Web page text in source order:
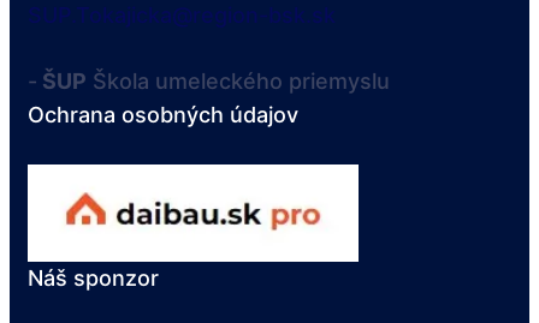
SUP.Tokajicka@region-bsk.sk
- ŠUP Škola umeleckého priemyslu
Ochrana osobných údajov
Náš sponzor